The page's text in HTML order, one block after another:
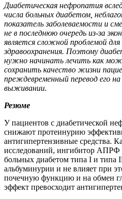
Диабетическая нефропатия
числа больных диабетом,
показатель заболеваемости и
не в последнюю очередь из-за
является сложной проблемой
здравоохранения. Поэтому
нужно начинать лечить как
сохранить качество жизни
преждевременный перевод его
выживании.
Резюме
У пациентов с диабетической
снижают протеинурию
антигипертензивные средства.
исследований, ингибитор АПРФ
больных диабетом типа I и типа
альбуминурии и не влияет при
почечную функцию и на обмен
эффект превосходит